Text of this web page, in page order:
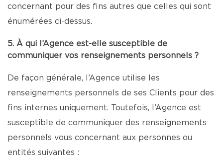
concernant pour des fins autres que celles qui sont
énumérées ci-dessus.
5. À qui l’Agence est-elle susceptible de
communiquer vos renseignements personnels ?
De façon générale, l’Agence utilise les
renseignements personnels de ses Clients pour des
fins internes uniquement. Toutefois, l’Agence est
susceptible de communiquer des renseignements
personnels vous concernant aux personnes ou
entités suivantes :